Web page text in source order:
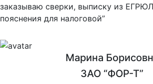
заказываю сверки, выписку из
пояснения для налоговой”
Марина
ЗАО “ФОР-Т”